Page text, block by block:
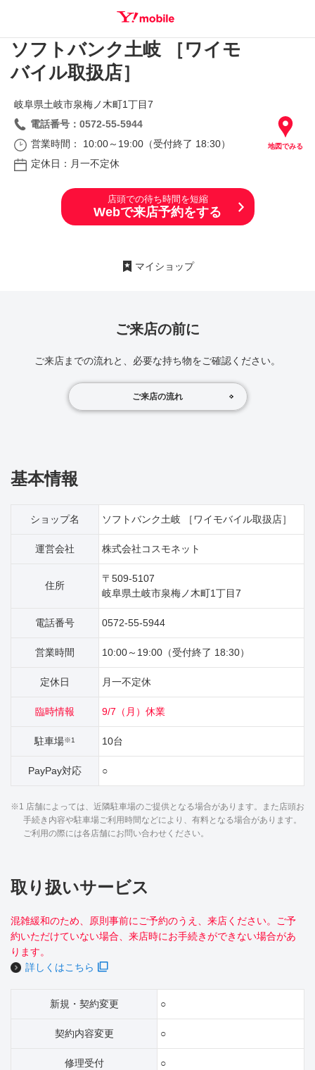
SEARCH
ソフトバンク土岐 ［ワイモ
バイル取扱店］
地図でみる
岐阜県土岐市泉梅ノ木町1丁目7
電話番号：0572-55-5944
営業時間： 10:00～19:00（受付終了 18:30）
定休日：月一不定休
店頭での待ち時間を短縮
Webで来店予約をする
マイショップ
ご来店の前に
ご来店までの流れと、必要な持ち物をご確認ください。
ご来店の流れ
基本情報
ショップ名 ソフトバンク土岐 ［ワイモバイル取扱店］
運営会社 株式会社コスモネット
住所
〒509-5107
岐阜県土岐市泉梅ノ木町1丁目7
電話番号 0572-55-5944
営業時間 10:00～19:00（受付終了 18:30）
定休日 月一不定休
臨時情報 9/7（月）休業
駐車場※1 10台
PayPay対応 ○
※1 店舗によっては、近隣駐車場のご提供となる場合があります。また店頭お
手続き内容や駐車場ご利用時間などにより、有料となる場合があります。
ご利用の際には各店舗にお問い合わせください。
取り扱いサービス
混雑緩和のため、原則事前にご予約のうえ、来店ください。ご予
約いただけていない場合、来店時にお手続きができない場合があ
ります。
詳しくはこちら
新規・契約変更 ○
契約内容変更 ○
修理受付 ○